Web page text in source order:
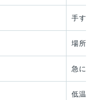
手す
場所
急に
低温